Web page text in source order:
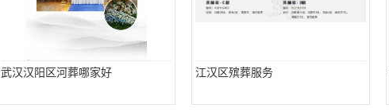
武汉汉阳区河葬哪家好 江汉区殡葬服务